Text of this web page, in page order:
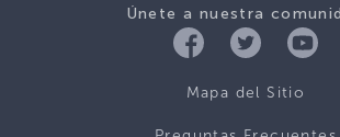
Únete a nuestra
Mapa del Sitio